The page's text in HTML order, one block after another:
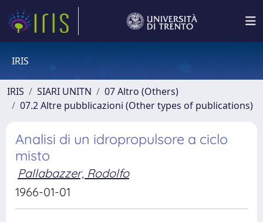
IRIS
IRIS SIARI UNITN
07 Altro (Others)
07.2 Altre pubblicazioni (Other types of publications)
Analisi di un idropropulsore a ciclo
misto
Pallabazzer, Rodolfo
1966-01-01